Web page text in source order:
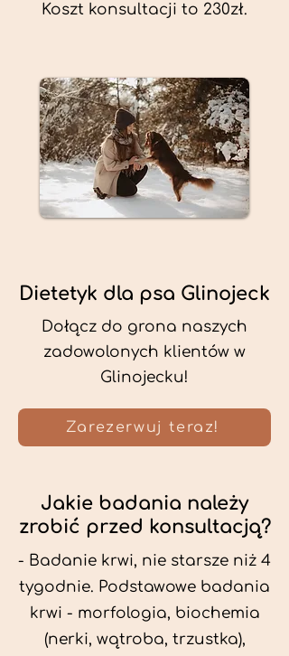
Koszt konsultacji to 230zł.
Dietetyk dla psa Glinojeck
Dołącz do grona naszych
zadowolonych klientów w
Glinojecku!
Zarezerwuj teraz!
Jakie badania należy
zrobić przed konsultacją?
- Badanie krwi, nie starsze niż 4
tygodnie. Podstawowe badania
krwi - morfologia, biochemia
(nerki, wątroba, trzustka),